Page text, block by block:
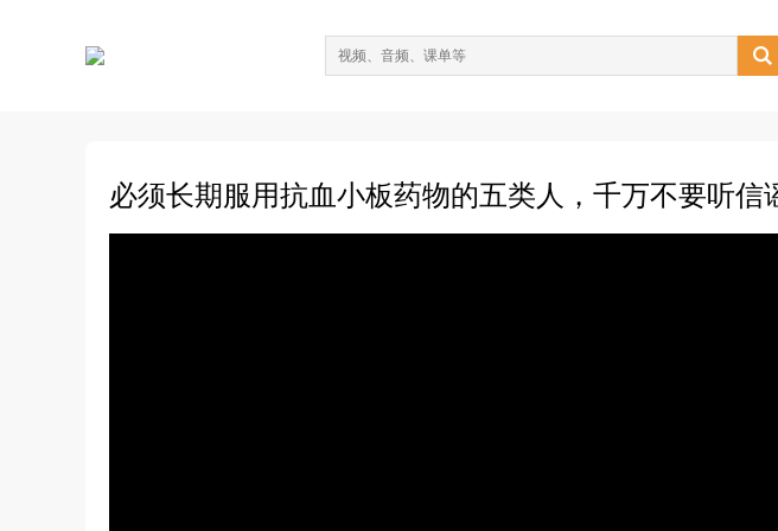

必须长期服用抗血小板药物的五类人，千万不要听信